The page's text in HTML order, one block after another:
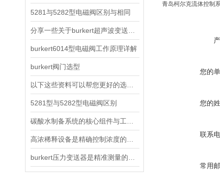
5281与5282型电磁阀区别与相同
burkert6014型电磁阀工作原理详解
burkert阀门选型
5281型与5282型电磁阀区别
青岛柯尔克流体控制
您的
您的
联系
常用